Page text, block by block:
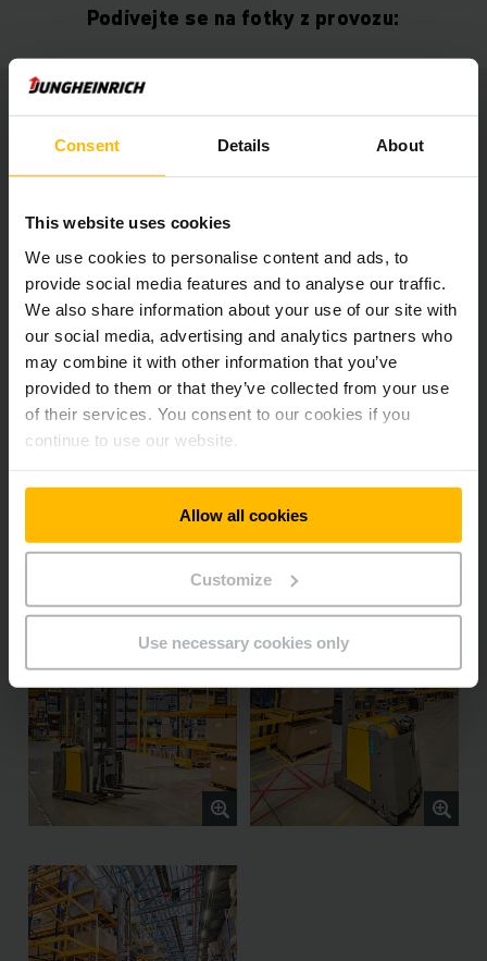
Consent Details About
This website uses cookies
We use cookies to personalise content and ads, to
provide social media features and to analyse our traffic.
We also share information about your use of our site with
our social media, advertising and analytics partners who
may combine it with other information that you’ve
provided to them or that they’ve collected from your use
of their services. You consent to our cookies if you
continue to use our website.
Allow all cookies
Customize
Use necessary cookies only
Podívejte se na fotky z provozu: